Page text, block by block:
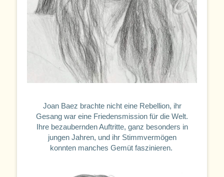
Joan Baez brachte nicht eine Rebellion, ihr
Gesang war eine Friedensmission für die Welt.
Ihre bezaubernden Auftritte, ganz besonders in
jungen Jahren, und ihr Stimmvermögen
konnten manches Gemüt faszinieren.